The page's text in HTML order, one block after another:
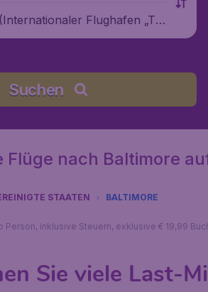
Flughafen „Th
Baltimore/Washingto
Staaten
Suchen
Flüge nach Baltimore
STAATEN BALTIMORE
Person, inklusive Steuern, exklusive € 19,99
Sie viele Last-